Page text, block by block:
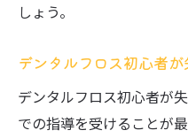
しょう。
デンタルフロス初心者
デンタルフロス初心者が
での指導を受けることが